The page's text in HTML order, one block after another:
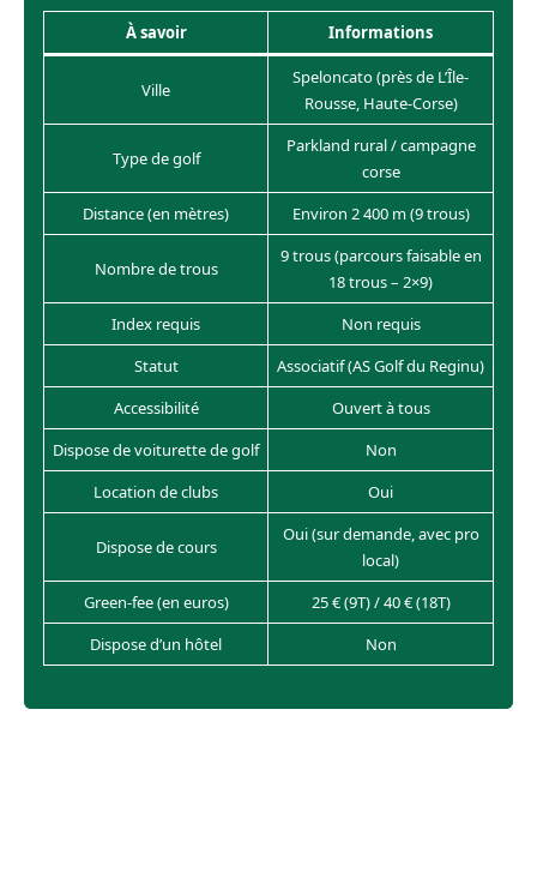
À savoir Informations
Ville
Speloncato (près de L’Île-
Rousse, Haute-Corse)
Type de golf
Parkland rural / campagne
corse
Distance (en mètres)
Environ 2 400 m (9 trous)
Nombre de trous
9 trous (parcours faisable en
18 trous – 2×9)
Index requis
Non requis
Statut
Associatif (AS Golf du Reginu)
Accessibilité
Ouvert à tous
Dispose de voiturette de golf
Non
Location de clubs
Oui
Dispose de cours
Oui (sur demande, avec pro
local)
Green-fee (en euros)
25 € (9T) / 40 € (18T)
Dispose d’un hôtel
Non